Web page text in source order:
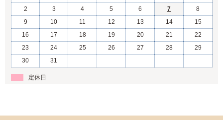
2
3 4 5 6 7
8
9
10 11 12 13 14
15
16
17 18 19 20 21
22
23
24 25 26 27 28
29
30
31
定休日